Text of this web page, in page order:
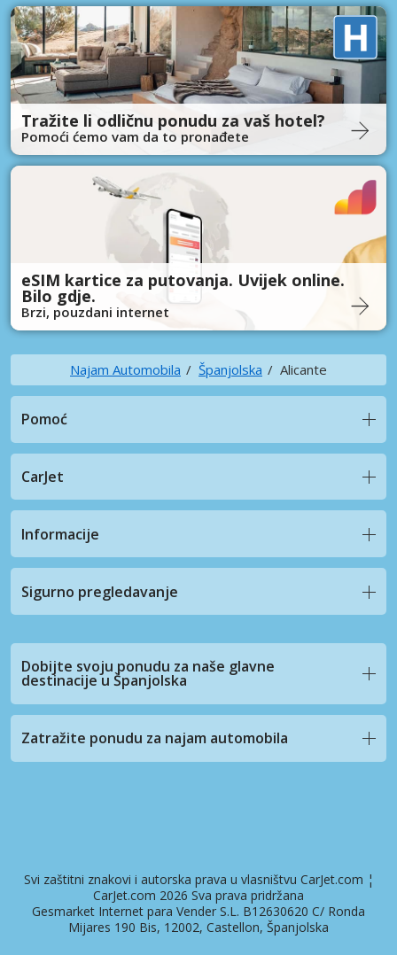
Tražite li odličnu ponudu za vaš hotel?
Pomoći ćemo vam da to pronađete
eSIM kartice za putovanja. Uvijek online.
Bilo gdje.
Brzi, pouzdani internet
Najam Automobila Španjolska Alicante
Pomoć
CarJet
Informacije
Sigurno pregledavanje
Dobijte svoju ponudu za naše glavne
destinacije u Španjolska
Zatražite ponudu za najam automobila
Svi zaštitni znakovi i autorska prava u vlasništvu CarJet.com ¦
CarJet.com 2026 Sva prava pridržana
Gesmarket Internet para Vender S.L. B12630620 C/ Ronda
Mijares 190 Bis, 12002, Castellon, Španjolska